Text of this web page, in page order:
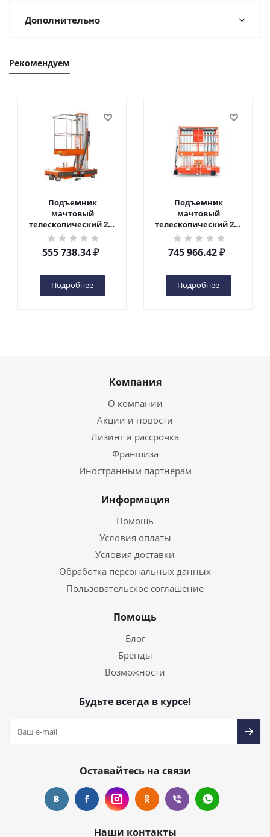
Дополнительно
Рекомендуем
Подъемник
мачтовый
телескопический 200
кг 6 м TOR GTWY6-200S
DC 2-мачтовый
(автономный) (G) в
555 738.34₽
Подробнее
Подъемник
мачтовый
телескопический 200
кг 10 м TOR GTWY10-
200S DC 2-мачтовый
(автономный) (N) в
745 966.42₽
Подробнее
Компания
О компании
Акции и новости
Лизинг и рассрочка
Франшиза
Иностранным партнерам
Информация
Помощь
Условия оплаты
Условия доставки
Обработка персональных данных
Пользовательское соглашение
Помощь
Блог
Бренды
Возможности
Будьте всегда в курсе!
Оставайтесь на связи
Наши контакты